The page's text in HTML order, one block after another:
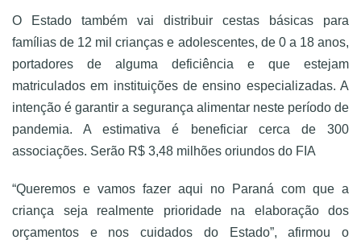
O Estado também vai distribuir cestas básicas para
famílias de 12 mil crianças e adolescentes, de 0 a 18 anos,
portadores de alguma deficiência e que estejam
matriculados em instituições de ensino especializadas. A
intenção é garantir a segurança alimentar neste período de
pandemia. A estimativa é beneficiar cerca de 300
associações. Serão R$ 3,48 milhões oriundos do FIA
“Queremos e vamos fazer aqui no Paraná com que a
criança seja realmente prioridade na elaboração dos
orçamentos e nos cuidados do Estado”, afirmou o